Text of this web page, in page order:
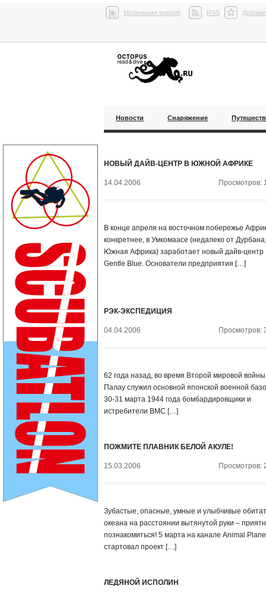
Мобильная версия RSS
Новости Снаряжение
НОВЫЙ ДАЙВ-ЦЕНТР В ЮЖНОЙ АФРИКЕ
14.04.2006 Просмотров:
В конце апреля на восточном побережье
конкретнее, в Умкомаасе (недалеко от Дурбана,
Южная Африка) заработает новый дайв-центр
Gentle Blue. Основатели предприятия […]
РЭК-ЭКСПЕДИЦИЯ
04.04.2006 Просмотров:
62 года назад, во время Второй мировой войны
Палау служил основной японской военной
30-31 марта 1944 года бомбардировщики и
истребители ВМС […]
ПОЖМИТЕ ПЛАВНИК БЕЛОЙ АКУЛЕ!
15.03.2006 Просмотров:
Зубастые, опасные, умные и улыбчивые
океана на расстоянии вытянутой руки –
познакомиться! 5 марта на канале Animal
стартовал проект […]
ЛЕДЯНОЙ ИСПОЛИН